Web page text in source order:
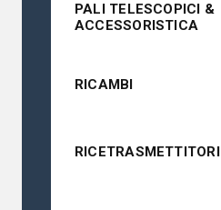
PALI TELESCOPICI &
ACCESSORISTICA
RICAMBI
RICETRASMETTITORI